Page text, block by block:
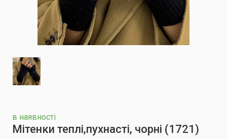
в наявності
Мітенки теплі,пухнасті, чорні (1721)